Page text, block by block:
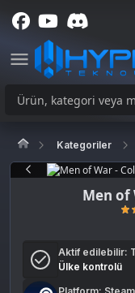
Kategoriler
Men of
Aktif edilebilir:
Ülke kontrolü